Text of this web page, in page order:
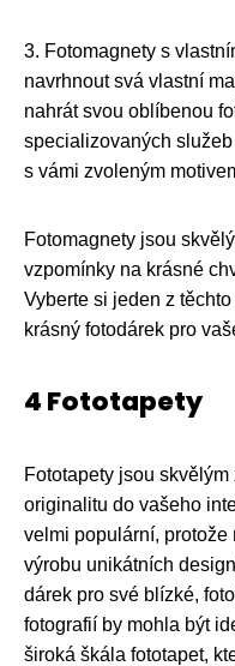
3. Fotomagnety s
navrhnout svá vlastní
nahrát svou oblíbenou
specializovaných
s vámi zvoleným
Fotomagnety jsou
vzpomínky na krásné
Vyberte si jeden z
krásný fotodárek pro
4 Fototapety
Fototapety jsou
originalitu do vašeho
velmi populární,
výrobu unikátních
dárek pro své blízké,
fotografií by mohla být
široká škála fototapet,